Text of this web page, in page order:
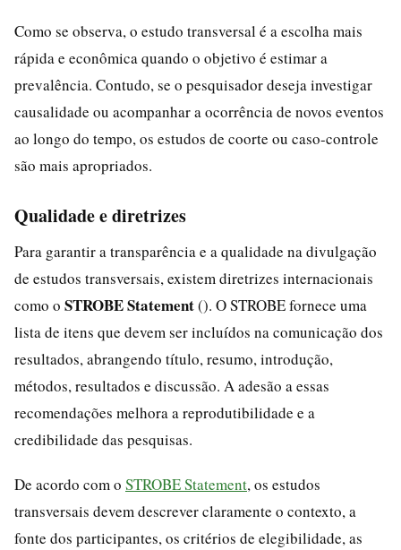
Como se observa, o estudo transversal é a escolha mais
rápida e econômica quando o objetivo é estimar a
prevalência. Contudo, se o pesquisador deseja investigar
causalidade ou acompanhar a ocorrência de novos eventos
ao longo do tempo, os estudos de coorte ou caso-controle
são mais apropriados.
Qualidade e diretrizes
Para garantir a transparência e a qualidade na divulgação
de estudos transversais, existem diretrizes internacionais
como o STROBE Statement(). O STROBE fornece uma
lista de itens que devem ser incluídos na comunicação dos
resultados, abrangendo título, resumo, introdução,
métodos, resultados e discussão. A adesão a essas
recomendações melhora a reprodutibilidade e a
credibilidade das pesquisas.
De acordo com o STROBE Statement, os estudos
transversais devem descrever claramente o contexto, a
fonte dos participantes, os critérios de elegibilidade, as